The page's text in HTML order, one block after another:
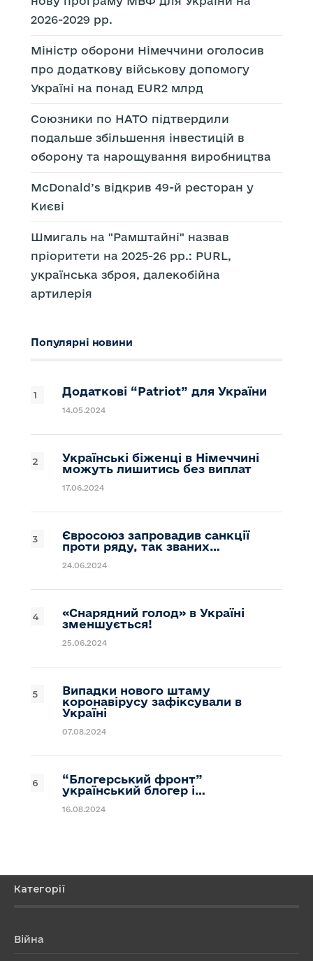
2026-2029 рр.
Міністр оборони Німеччини оголосив
про додаткову військову допомогу
Україні на понад EUR2 млрд
Союзники по НАТО підтвердили
подальше збільшення інвестицій в
оборону та нарощування виробництва
McDonald’s відкрив 49-й ресторан у
Києві
Шмигаль на "Рамштайні" назвав
пріоритети на 2025-26 рр.: PURL,
українська зброя, далекобійна
артилерія
Популярні новини
Додаткові “Patriot” для України
14.05.2024
Українські біженці в Німеччині
можуть лишитись без виплат
17.06.2024
Євросоюз запровадив санкції
проти ряду, так званих…
24.06.2024
«Снарядний голод» в Україні
зменшується!
25.06.2024
Випадки нового штаму
коронавірусу зафіксували в
Україні
07.08.2024
“Блогерський фронт”
український блогер і…
16.08.2024
Категорії
Війна